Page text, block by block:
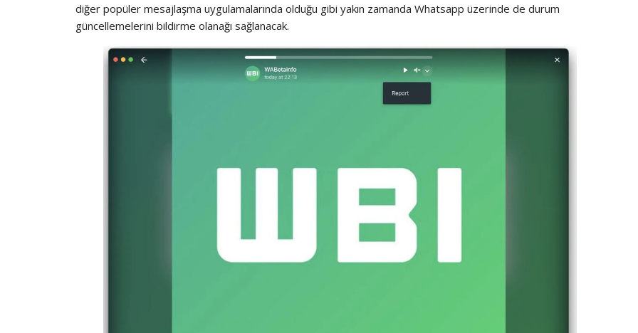
diğer popüler mesajlaşma uygulamalarında olduğu gibi yakın zamanda Whatsapp üzerinde de durum
güncellemelerini bildirme olanağı sağlanacak.